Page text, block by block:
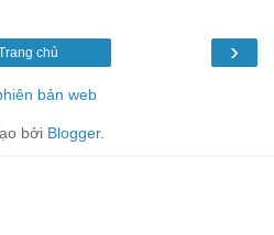
›
chủ
bản web
bởi Blogger.